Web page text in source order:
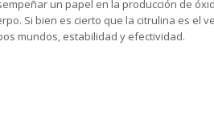
un papel en la producción de
Si bien es cierto que la citrulina es el
mundos, estabilidad y efectividad.